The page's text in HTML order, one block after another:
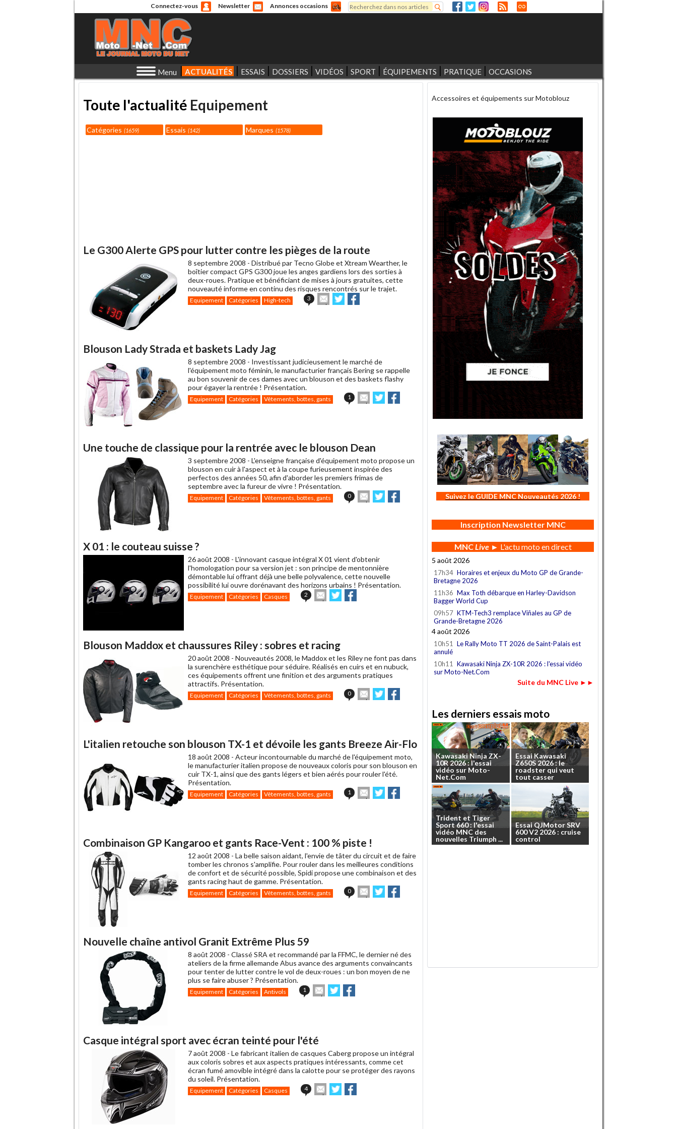
Connectez-vous Newsletter Annonces occasions
Formulaire de recherche
Rechercher
Menu ACTUALITÉS ESSAIS DOSSIERS VIDÉOS SPORT ÉQUIPEMENTS PRATIQUE OCCASIONS
Toute l'actualité Equipement
Catégories 1659 Essais 142 Marques 1578
Le G300 Alerte GPS pour lutter contre les pièges de la route
8 septembre 2008 - Distribué par Tecno Globe et Xtream Wearther, le
boîtier compact GPS G300 joue les anges gardiens lors des sorties à
deux-roues. Pratique et bénéficiant de mises à jours gratuites, cette
nouveauté informe en continu des risques rencontrés sur le trajet.
Equipement Catégories High-tech 3
Envoyer
cet
Partager
sur sur
Blouson Lady Strada et baskets Lady Jag
8 septembre 2008 - Investissant judicieusement le marché de
l'équipement moto féminin, le manufacturier français Bering se rappelle
au bon souvenir de ces dames avec un blouson et des baskets flashy
pour égayer la rentrée ! Présentation.
Equipement Catégories Vêtements, bottes, gants 1
Envoyer
cet
Partager
sur sur
Une touche de classique pour la rentrée avec le blouson Dean
3 septembre 2008 - L'enseigne française d'équipement moto propose un
blouson en cuir à l'aspect et à la coupe furieusement inspirée des
perfectos des années 50, afin d'aborder les premiers frimas de
septembre avec la fureur de vivre ! Présentation.
Equipement Catégories Vêtements, bottes, gants 0
Envoyer
cet
Partager
sur sur
X 01 : le couteau suisse ?
26 août 2008 - L'innovant casque intégral X 01 vient d'obtenir
l'homologation pour sa version jet : son principe de mentonnière
démontable lui offrant déjà une belle polyvalence, cette nouvelle
possibilité lui ouvre dorénavant des horizons urbains ! Présentation.
Equipement Catégories Casques 2
Envoyer
cet
Partager
sur sur
Blouson Maddox et chaussures Riley : sobres et racing
20 août 2008 - Nouveautés 2008, le Maddox et les Riley ne font pas dans
la surenchère esthétique pour séduire. Réalisés en cuirs et en nubuck,
ces équipements offrent une finition et des arguments pratiques
attractifs. Présentation.
Equipement Catégories Vêtements, bottes, gants 0
Envoyer
cet
Partager
sur sur
L'italien retouche son blouson TX-1 et dévoile les gants Breeze Air-Flo
18 août 2008 - Acteur incontournable du marché de l'équipement moto,
le manufacturier italien propose de nouveaux coloris pour son blouson en
cuir TX-1, ainsi que des gants légers et bien aérés pour rouler l'été.
Présentation.
Equipement Catégories Vêtements, bottes, gants 1
Envoyer
cet
Partager
sur sur
Combinaison GP Kangaroo et gants Race-Vent : 100 % piste !
12 août 2008 - La belle saison aidant, l'envie de tâter du circuit et de faire
tomber les chronos s'amplifie. Pour rouler dans les meilleures conditions
de confort et de sécurité possible, Spidi propose une combinaison et des
gants racing haut de gamme. Présentation.
Equipement Catégories Vêtements, bottes, gants 0
Envoyer
cet
Partager
sur sur
Nouvelle chaîne antivol Granit Extrême Plus 59
8 août 2008 - Classé SRA et recommandé par la FFMC, le dernier né des
ateliers de la firme allemande Abus avance des arguments convaincants
pour tenter de lutter contre le vol de deux-roues : un bon moyen de ne
plus se faire abuser ? Présentation.
Equipement Catégories Antivols 1
Envoyer
cet
Partager
sur sur
Casque intégral sport avec écran teinté pour l'été
7 août 2008 - Le fabricant italien de casques Caberg propose un intégral
aux coloris sobres et aux aspects pratiques intéressants, comme cet
écran fumé amovible intégré dans la calotte pour se protéger des rayons
du soleil. Présentation.
Equipement Catégories Casques 4
Envoyer
cet
Partager
sur sur
Accessoires et équipements sur Motoblouz
Suivez le GUIDE MNC Nouveautés 2026 !
Inscription Newsletter MNC
MNCLive► L'actu moto en direct
5 août 2026
17h34 Horaires et enjeux du Moto GP de Grande-
Bretagne 2026
11h36 Max Toth débarque en Harley-Davidson
Bagger World Cup
09h57 KTM-Tech3 remplace Viñales au GP de
Grande-Bretagne 2026
4 août 2026
10h51
Le Rally Moto TT 2026 de Saint-Palais est
annulé
10h11
Kawasaki Ninja ZX-10R 2026 : l'essai vidéo
sur Moto-Net.Com
Suite du MNC Live ►►
Les derniers essais moto
KawasakiNinja ZX-
10R2026: l'essai
vidéo sur Moto-
Net.Com
EssaiKawasaki
Z650S 2026:le
roadster qui veut
tout casser
Trident etTiger
Sport660:l'essai
vidéo MNC des
nouvelles Triumph ...
Essai QJMotorSRV
600V2 2026 : cruise
control